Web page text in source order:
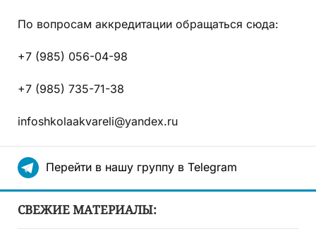
По вопросам аккредитации обращаться сюда:
+7 (985) 056-04-98
+7 (985) 735-71-38
infoshkolaakvareli@yandex.ru
Перейти в нашу группу в Telegram
СВЕЖИЕ МАТЕРИАЛЫ: